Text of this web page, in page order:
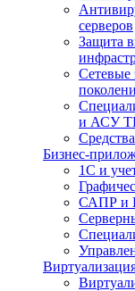
серверов
Защита
Сетевые
и АСУ
Бизнес-
1С и
САПР и